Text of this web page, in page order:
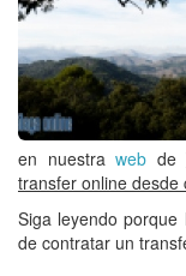
en nuestra web de
transfer online desde
Siga leyendo
de contratar un